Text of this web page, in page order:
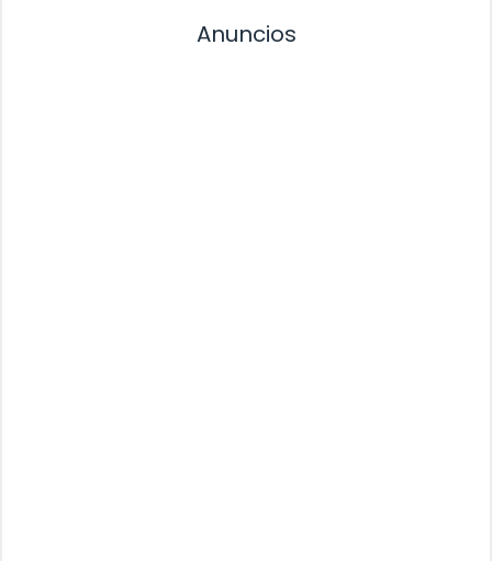
Anuncios